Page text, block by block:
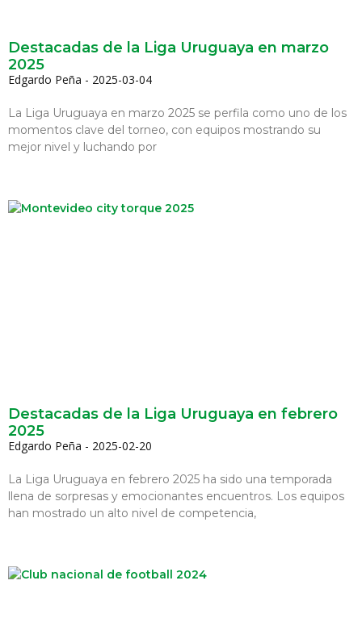
Destacadas de la Liga Uruguaya en marzo
2025
Edgardo Peña 2025-03-04
La Liga Uruguaya en marzo 2025 se perfila como uno de los
momentos clave del torneo, con equipos mostrando su
mejor nivel y luchando por
Destacadas de la Liga Uruguaya en febrero
2025
Edgardo Peña 2025-02-20
La Liga Uruguaya en febrero 2025 ha sido una temporada
llena de sorpresas y emocionantes encuentros. Los equipos
han mostrado un alto nivel de competencia,